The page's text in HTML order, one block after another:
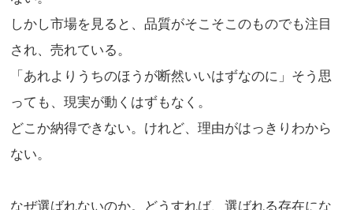
しかし市場を見ると、品質がそこそこのものでも注目
され、売れている。
「あれよりうちのほうが断然いいはずなのに」そう思
っても、現実が動くはずもなく。
どこか納得できない。けれど、理由がはっきりわから
ない。
なぜ選ばれないのか。どうすれば、選ばれる存在にな